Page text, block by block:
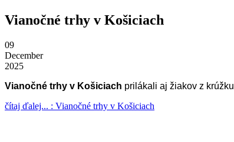
Vianočné trhy v Košiciach
09
December
2025
Vianočné trhy v Košiciach prilákali aj žiakov z krúžku
čítaj ďalej... : Vianočné trhy v Košiciach